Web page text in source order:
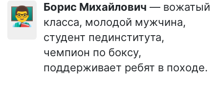
👨‍🏫 Борис Михайлович — вожатый
класса, молодой мужчина,
студент пединститута,
чемпион по боксу,
поддерживает ребят в походе.